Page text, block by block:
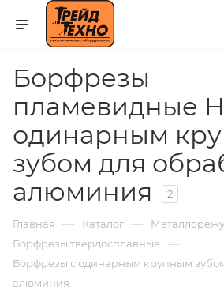
Борфрезы
пламевидные
одинарным
зубом для
алюминия
2
Главная — Каталог —
Борфрезы твердосплавные —
Борфрезы с одинарным крупным
алюминия